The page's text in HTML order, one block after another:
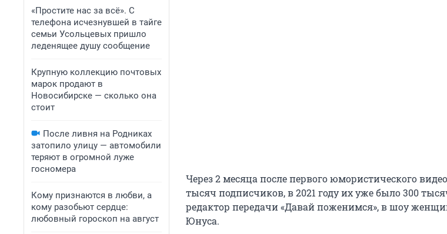
«Простите нас за всё». С
телефона исчезнувшей в тайге
семьи Усольцевых пришло
леденящее душу сообщение
Крупную коллекцию почтовых
марок продают в
Новосибирске — сколько она
стоит
После ливня на Родниках
затопило улицу — автомобили
теряют в огромной луже
госномера
Кому признаются в любви, а
кому разобьют сердце:
любовный гороскоп на август
Через 2 месяца после первого юмористического
тысяч подписчиков, в 2021 году их уже было 300
редактор передачи «Давай поженимся», в шоу
Юнуса.